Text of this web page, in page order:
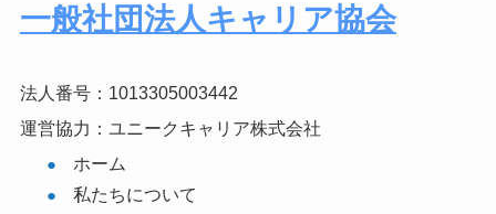
一般社団法人キャリア協会
法人番号：1013305003442
運営協力：ユニークキャリア株式会社
ホーム
私たちについて